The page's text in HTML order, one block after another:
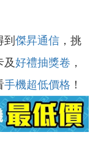
傑昇通信 ，挑
及好禮抽獎卷 ，
手機超低價格 ！